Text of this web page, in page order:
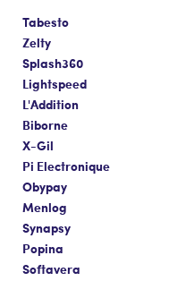
Tabesto
Zelty
Splash360
Lightspeed
L'Addition
Biborne
X-Gil
Pi Electronique
Obypay
Menlog
Synapsy
Popina
Softavera